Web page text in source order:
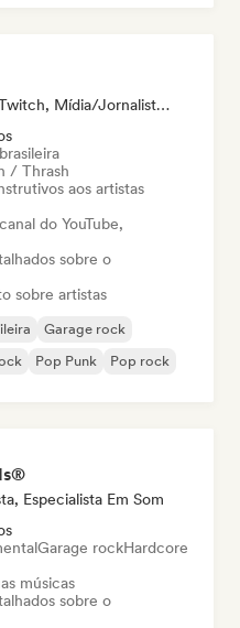
Canal Do YouTube/Twitch, Mídia/Jornalista, Mentor, Influenciador, Especialista Em Som
/ Thrash
aos artistas
do YouTube,
sobre o
sobre artistas
Garage rock
Pop Punk Pop rock
Especialista Em Som
Garage rockHardcore
músicas
sobre o